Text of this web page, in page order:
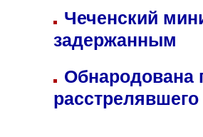
Чеченский
задержанным
Обнародована